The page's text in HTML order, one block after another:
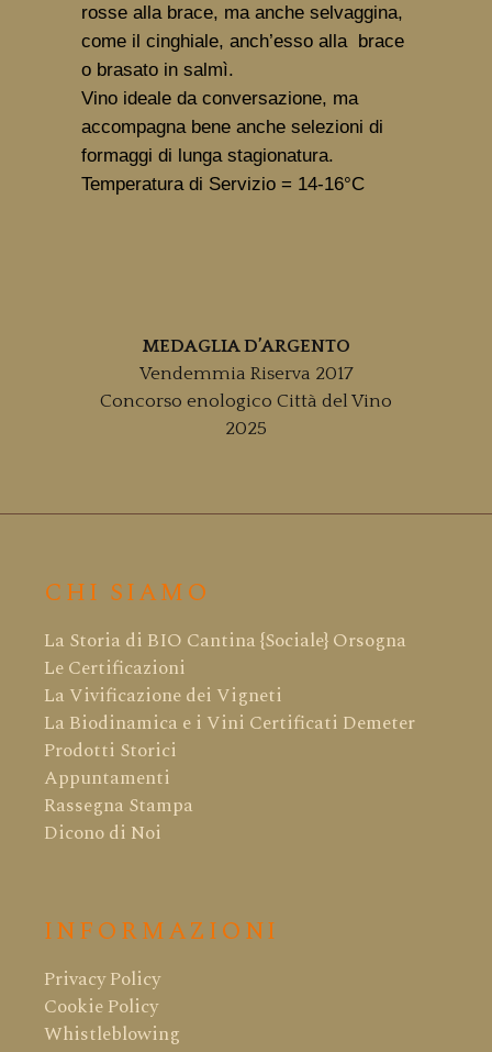
rosse alla brace, ma anche selvaggina,
come il cinghiale, anch’esso alla brace
o brasato in salmì.
Vino ideale da conversazione, ma
accompagna bene anche selezioni di
formaggi di lunga stagionatura.
Temperatura di Servizio = 14-16°C
MEDAGLIA D’ARGENTO
Vendemmia Riserva 2017
Concorso enologico Città del Vino
2025
CHI SIAMO
La Storia di BIO Cantina {Sociale} Orsogna
Le Certificazioni
La Vivificazione dei Vigneti
La Biodinamica e i Vini Certificati Demeter
Prodotti Storici
Appuntamenti
Rassegna Stampa
Dicono di Noi
INFORMAZIONI
Privacy Policy
Cookie Policy
Whistleblowing